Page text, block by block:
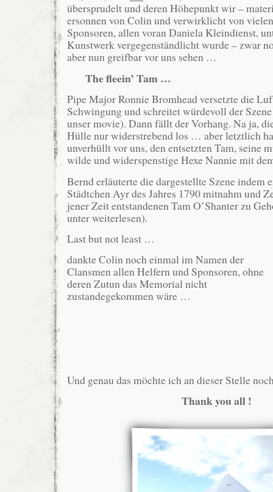
übersprudelt und deren Höhepunkt wir –
ersonnen von Colin und verwirklicht von
Sponsoren, allen voran Daniela Kleindienst,
Kunstwerk vergegenständlicht wurde – zwar
aber nun greifbar vor uns sehen …
The fleein’ Tam …
Pipe Major Ronnie Bromhead versetzte die
Schwingung und schreitet würdevoll der
unser movie). Dann fällt der Vorhang. Na ja,
Hülle nur widerstrebend los … aber letztlich
unverhüllt vor uns, den entsetzten Tam, seine
wilde und widerspenstige Hexe Nannie mit
Bernd erläuterte die dargestellte Szene indem
Städtchen Ayr des Jahres 1790 mitnahm und
jener Zeit entstandenen Tam O’Shanter zu
unter weiterlesen).
Last but not least …
dankte Colin noch einmal im Namen der
Clansmen allen Helfern und Sponsoren, ohne
deren Zutun das Memorial nicht
zustandegekommen wäre …
Und genau das möchte ich an dieser Stelle
Thank you all !